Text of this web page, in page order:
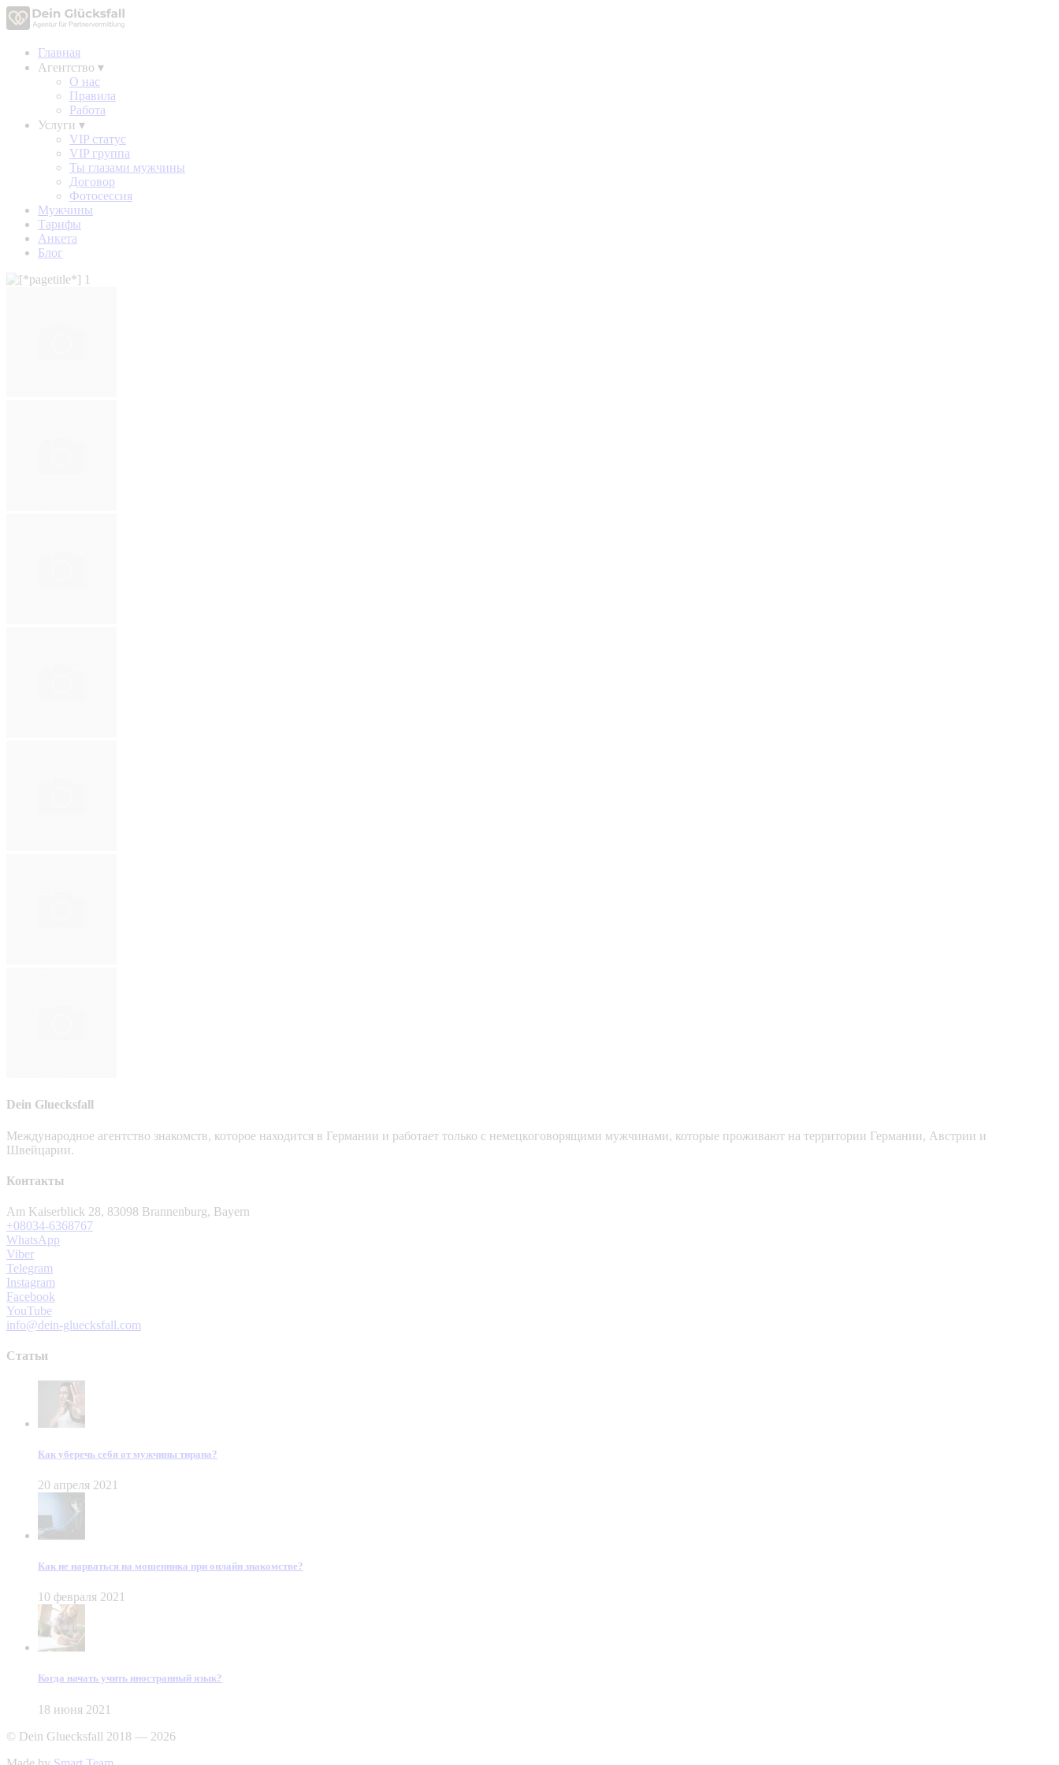
Главная
Агентство ▾
О нас
Правила
Работа
Услуги ▾
VIP статус
VIP группа
Ты глазами мужчины
Договор
Фотосессия
Мужчины
Тарифы
Анкета
Блог
Dein Gluecksfall
Международное агентство знакомств, которое находится в Германии и работает только с немецкоговорящими мужчинами, которые проживают на территории Германии, Австрии и
Швейцарии.
Контакты
Am Kaiserblick 28, 83098 Brannenburg, Bayern
+08034-6368767
WhatsApp
Viber
Telegram
Instagram
Facebook
YouTube
info@dein-gluecksfall.com
Статьи
Как уберечь себя от мужчины тирана?
20 апреля 2021
Как не нарваться на мошенника при онлайн знакомстве?
10 февраля 2021
Когда начать учить иностранный язык?
18 июня 2021
© Dein Gluecksfall 2018 — 2026